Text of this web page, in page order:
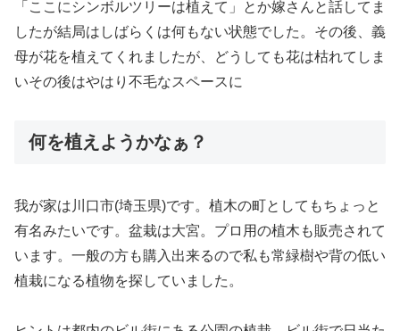
「ここにシンボルツリーは植えて」とか嫁さんと話してま
したが結局はしばらくは何もない状態でした。その後、義
母が花を植えてくれましたが、どうしても花は枯れてしま
いその後はやはり不毛なスペースに
何を植えようかなぁ？
我が家は川口市(埼玉県)です。植木の町としてもちょっと
有名みたいです。盆栽は大宮。プロ用の植木も販売されて
います。一般の方も購入出来るので私も常緑樹や背の低い
植栽になる植物を探していました。